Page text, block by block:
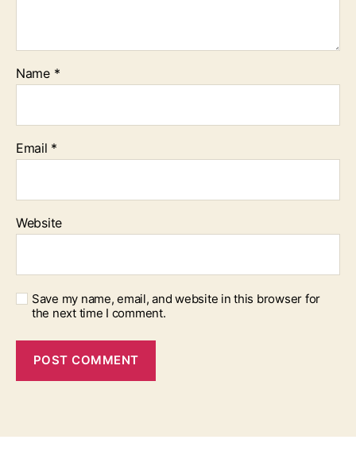
Name *
Email *
Website
Save my name, email, and website in this browser for
the next time I comment.